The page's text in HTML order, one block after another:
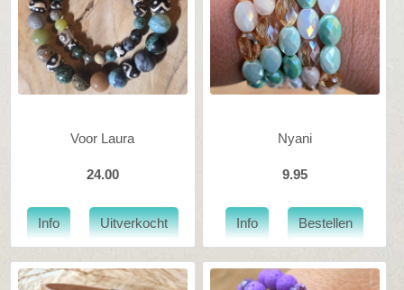
Voor Laura
24.00
Nyani
9.95